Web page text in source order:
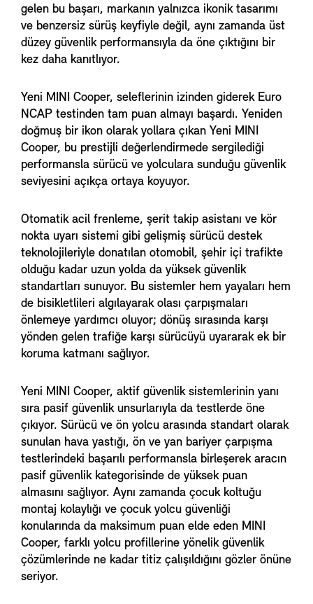
gelen bu başarı, markanın yalnızca ikonik tasarımı
ve benzersiz sürüş keyfiyle değil, aynı zamanda üst
düzey güvenlik performansıyla da öne çıktığını bir
kez daha kanıtlıyor.
Yeni MINI Cooper, seleflerinin izinden giderek Euro
NCAP testinden tam puan almayı başardı. Yeniden
doğmuş bir ikon olarak yollara çıkan Yeni MINI
Cooper, bu prestijli değerlendirmede sergilediği
performansla sürücü ve yolculara sunduğu güvenlik
seviyesini açıkça ortaya koyuyor.
Otomatik acil frenleme, şerit takip asistanı ve kör
nokta uyarı sistemi gibi gelişmiş sürücü destek
teknolojileriyle donatılan otomobil, şehir içi trafikte
olduğu kadar uzun yolda da yüksek güvenlik
standartları sunuyor. Bu sistemler hem yayaları hem
de bisikletlileri algılayarak olası çarpışmaları
önlemeye yardımcı oluyor; dönüş sırasında karşı
yönden gelen trafiğe karşı sürücüyü uyararak ek bir
koruma katmanı sağlıyor.
Yeni MINI Cooper, aktif güvenlik sistemlerinin yanı
sıra pasif güvenlik unsurlarıyla da testlerde öne
çıkıyor. Sürücü ve ön yolcu arasında standart olarak
sunulan hava yastığı, ön ve yan bariyer çarpışma
testlerindeki başarılı performansla birleşerek aracın
pasif güvenlik kategorisinde de yüksek puan
almasını sağlıyor. Aynı zamanda çocuk koltuğu
montaj kolaylığı ve çocuk yolcu güvenliği
konularında da maksimum puan elde eden MINI
Cooper, farklı yolcu profillerine yönelik güvenlik
çözümlerinde ne kadar titiz çalışıldığını gözler önüne
seriyor.